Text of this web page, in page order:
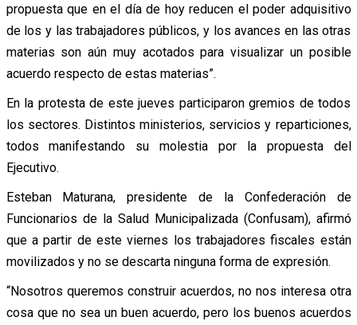
propuesta que en el día de hoy reducen el poder adquisitivo
de los y las trabajadores públicos, y los avances en las otras
materias son aún muy acotados para visualizar un posible
acuerdo respecto de estas materias”.
En la protesta de este jueves participaron gremios de todos
los sectores. Distintos ministerios, servicios y reparticiones,
todos manifestando su molestia por la propuesta del
Ejecutivo.
Esteban Maturana, presidente de la Confederación de
Funcionarios de la Salud Municipalizada (Confusam), afirmó
que a partir de este viernes los trabajadores fiscales están
movilizados y no se descarta ninguna forma de expresión.
“Nosotros queremos construir acuerdos, no nos interesa otra
cosa que no sea un buen acuerdo, pero los buenos acuerdos